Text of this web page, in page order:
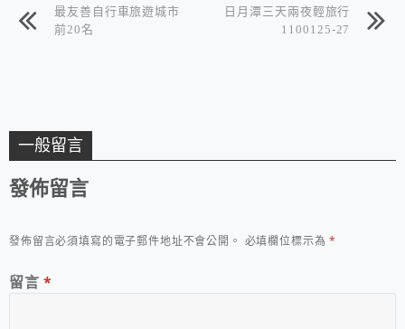
最友善自行車旅遊城市
前20名
日月潭三天兩夜輕旅行
1100125-27
一般留言
發佈留言
發佈留言必須填寫的電子郵件地址不會公開。 必填欄位標示為*
留言 *